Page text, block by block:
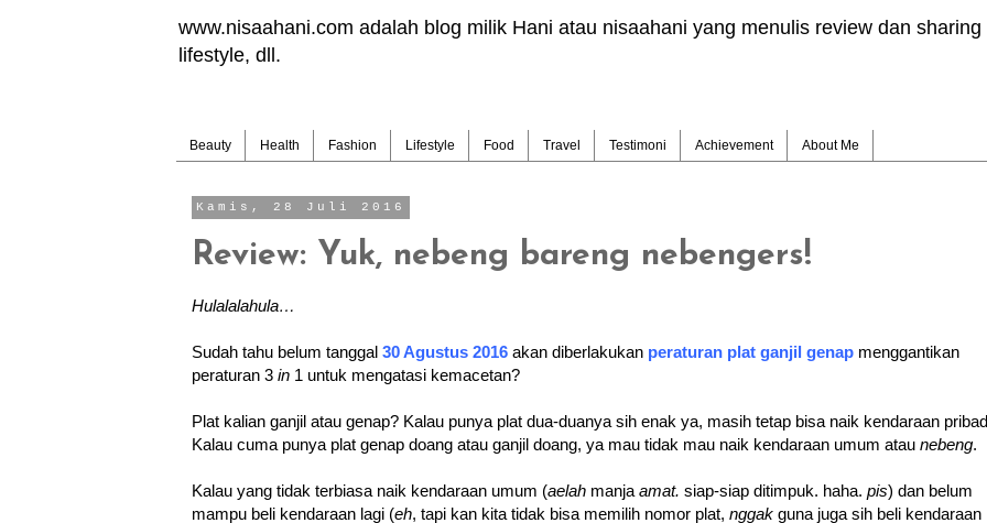
www.nisaahani.com adalah blog milik Hani atau nisaahani yang menulis review dan
lifestyle, dll.
Beauty Health Fashion Lifestyle Food Travel Testimoni Achievement About Me
Kamis, 28 Juli 2016
Review: Yuk, nebeng bareng nebengers!
Hulalalahula…
Sudah tahu belum tanggal 30 Agustus 2016akan diberlakukan peraturan plat ganjil genapmenggantikan
peraturan 3 in1 untuk mengatasi kemacetan?
Plat kalian ganjil atau genap? Kalau punya plat dua-duanya sih enak ya, masih tetap bisa naik kendaraan
Kalau cuma punya plat genap doang atau ganjil doang, ya mau tidak mau naik kendaraan umum atau nebeng.
Kalau yang tidak terbiasa naik kendaraan umum (aelah manja amat. siap-siap ditimpuk. haha. pis) dan belum
mampu beli kendaraan lagi (eh, tapi kan kita tidak bisa memilih nomor plat, nggak guna juga sih beli kendaraan